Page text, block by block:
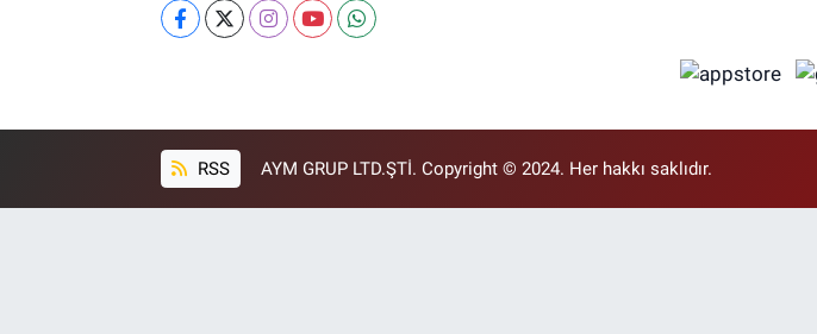
RSS AYM GRUP LTD.ŞTİ. Copyright © 2024. Her hakkı saklıdır.